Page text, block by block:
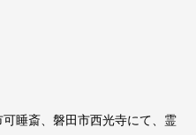
睡斎、磐田市西光寺にて、霊